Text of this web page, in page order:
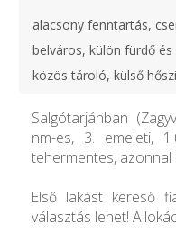
alacsony fenntartás,
belváros, külön fürdő
közös tároló, külső
Salgótarjánban
nm-es, 3. emeleti,
tehermentes, azonnal
Első lakást kereső
választás lehet! A